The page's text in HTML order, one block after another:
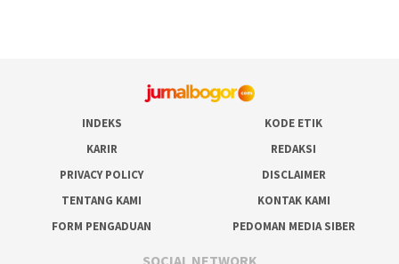
INDEKS
KODE ETIK
KARIR
REDAKSI
PRIVACY POLICY
DISCLAIMER
TENTANG KAMI
KONTAK KAMI
FORM PENGADUAN
PEDOMAN MEDIA SIBER